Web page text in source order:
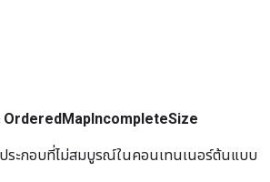
OrderedMapIncompleteSize
ระกอบที่ไม่สมบูรณ์ในคอนเทนเนอร์ต้นแบบ